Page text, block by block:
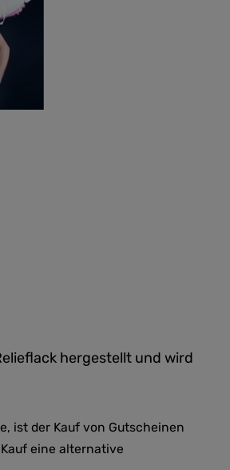
hergestellt und wird
ist der Kauf von Gutscheinen
eine alternative